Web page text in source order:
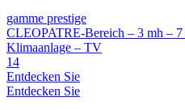
gamme prestige
CLEOPATRE-Bereich – 3 mh –
Klimaanlage – TV
14
Entdecken Sie
Entdecken Sie